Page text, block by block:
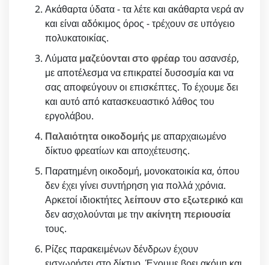
Ακάθαρτα ύδατα - τα λέτε και ακάθαρτα νερά αν
και είναι αδόκιμος όρος - τρέχουν σε υπόγειο
πολυκατοικίας.
Λύματα μαζεύονται στο φρέαρτου ασανσέρ,
με αποτέλεσμα να επικρατεί δυσοσμία και να
σας αποφεύγουν οι επισκέπτες. Το έχουμε δει
και αυτό από κατασκευαστικό λάθος του
εργολάβου.
Παλαιότητα οικοδομής με απαρχαιωμένο
δίκτυο φρεατίων και αποχέτευσης.
Παρατημένη οικοδομή, μονοκατοικία κα, όπου
δεν έχει γίνει συντήρηση για πολλά χρόνια.
Αρκετοί ιδιοκτήτες λείπουν στο εξωτερικό και
δεν ασχολούνται με τηνακίνητη περιουσία
τους.
Ρίζες παρακειμένων δένδρων έχουν